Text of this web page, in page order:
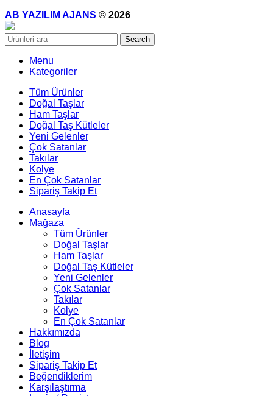
AB YAZILIM AJANS © 2026
Search
Menu
Kategoriler
Tüm Ürünler
Doğal Taşlar
Ham Taşlar
Doğal Taş Kütleler
Yeni Gelenler
Çok Satanlar
Takılar
Kolye
En Çok Satanlar
Sipariş Takip Et
Anasayfa
Mağaza
Tüm Ürünler
Doğal Taşlar
Ham Taşlar
Doğal Taş Kütleler
Yeni Gelenler
Çok Satanlar
Takılar
Kolye
En Çok Satanlar
Hakkımızda
Blog
İletişim
Sipariş Takip Et
Beğendiklerim
Karşılaştırma